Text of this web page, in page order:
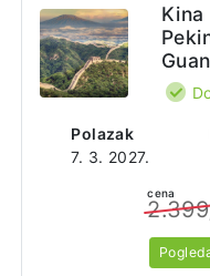
Polazak
7. 3. 2027.
Kina
cena
2.399